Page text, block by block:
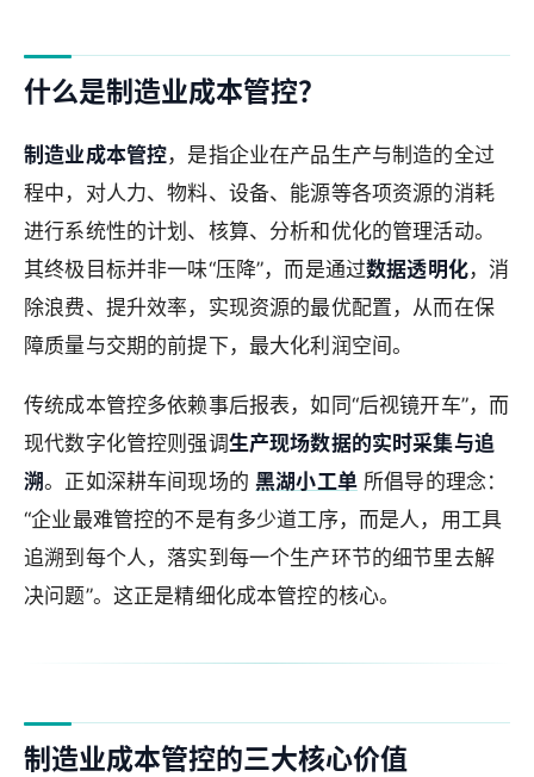
什么是制造业成本管控？
制造业成本管控，是指企业在产品生产与制造的全过
程中，对人力、物料、设备、能源等各项资源的消耗
进行系统性的计划、核算、分析和优化的管理活动。
其终极目标并非一味“压降”，而是通过数据透明化，消
除浪费、提升效率，实现资源的最优配置，从而在保
障质量与交期的前提下，最大化利润空间。
传统成本管控多依赖事后报表，如同“后视镜开车”，而
现代数字化管控则强调生产现场数据的实时采集与追
溯。正如深耕车间现场的黑湖小工单所倡导的理念：
“企业最难管控的不是有多少道工序，而是人，用工具
追溯到每个人，落实到每一个生产环节的细节里去解
决问题”。这正是精细化成本管控的核心。
制造业成本管控的三大核心价值